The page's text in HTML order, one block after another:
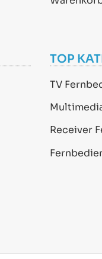
TOP
TV
Receiver